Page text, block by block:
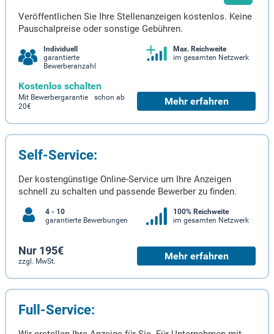
Veröffentlichen Sie Ihre Stellenanzeigen kostenlos. Keine
Pauschalpreise oder sonstige Gebühren.
Individuell
garantierte
Bewerberanzahl
Max. Reichweite
im gesamten Netzwerk
Kostenlos schalten
Mit Bewerbergarantie schon ab
20€
Mehr erfahren
Self-Service:
Der kostengünstige Online-Service um Ihre Anzeigen
schnell zu schalten und passende Bewerber zu finden.
4 - 10
garantierte Bewerbungen
100% Reichweite
im gesamten Netzwerk
Nur 195€
zzgl. MwSt. Mehr erfahren
Full-Service: